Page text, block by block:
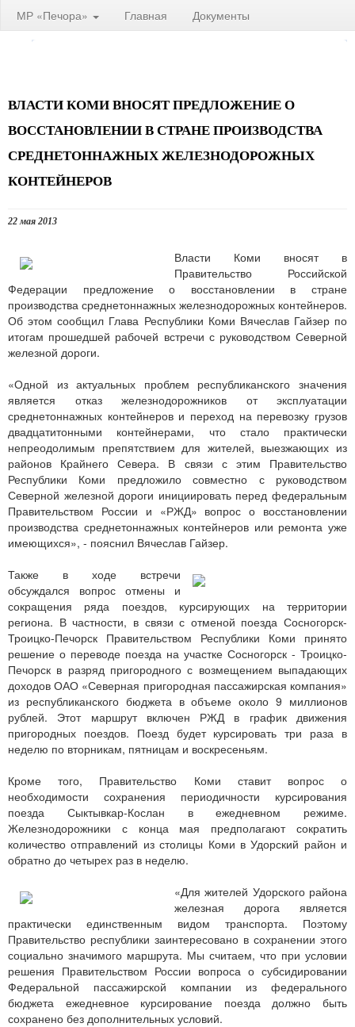
МР «Печора» Главная Документы
ВЛАСТИ КОМИ ВНОСЯТ ПРЕДЛОЖЕНИЕ О
ВОССТАНОВЛЕНИИ В СТРАНЕ ПРОИЗВОДСТВА
СРЕДНЕТОННАЖНЫХ ЖЕЛЕЗНОДОРОЖНЫХ
КОНТЕЙНЕРОВ
22 мая 2013
Власти Коми вносят в
Правительство Российской
Федерации предложение о восстановлении в стране
производства среднетоннажных железнодорожных контейнеров.
Об этом сообщил Глава Республики Коми Вячеслав Гайзер по
итогам прошедшей рабочей встречи с руководством Северной
железной дороги.
«Одной из актуальных проблем республиканского значения
является отказ железнодорожников от эксплуатации
среднетоннажных контейнеров и переход на перевозку грузов
двадцатитонными контейнерами, что стало практически
непреодолимым препятствием для жителей, выезжающих из
районов Крайнего Севера. В связи с этим Правительство
Республики Коми предложило совместно с руководством
Северной железной дороги инициировать перед федеральным
Правительством России и «РЖД» вопрос о восстановлении
производства среднетоннажных контейнеров или ремонта уже
имеющихся», - пояснил Вячеслав Гайзер.
Также в ходе встречи
обсуждался вопрос отмены и
сокращения ряда поездов, курсирующих на территории
региона. В частности, в связи с отменой поезда Сосногорск-
Троицко-Печорск Правительством Республики Коми принято
решение о переводе поезда на участке Сосногорск - Троицко-
Печорск в разряд пригородного с возмещением выпадающих
доходов ОАО «Северная пригородная пассажирская компания»
из республиканского бюджета в объеме около 9 миллионов
рублей. Этот маршрут включен РЖД в график движения
пригородных поездов. Поезд будет курсировать три раза в
неделю по вторникам, пятницам и воскресеньям.
Кроме того, Правительство Коми ставит вопрос о
необходимости сохранения периодичности курсирования
поезда Сыктывкар-Кослан в ежедневном режиме.
Железнодорожники с конца мая предполагают сократить
количество отправлений из столицы Коми в Удорский район и
обратно до четырех раз в неделю.
«Для жителей Удорского района
железная дорога является
практически единственным видом транспорта. Поэтому
Правительство республики заинтересовано в сохранении этого
социально значимого маршрута. Мы считаем, что при условии
решения Правительством России вопроса о субсидировании
Федеральной пассажирской компании из федерального
бюджета ежедневное курсирование поезда должно быть
сохранено без дополнительных условий.